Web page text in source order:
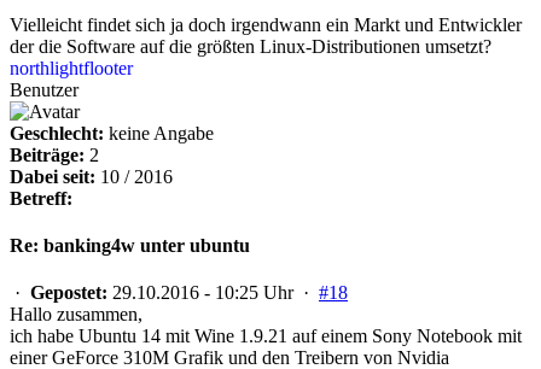
Vielleicht findet sich ja doch irgendwann ein Markt und Entwickler
der die Software auf die größten Linux-Distributionen umsetzt?
northlightflooter
Benutzer
Geschlecht: keine Angabe
Beiträge: 2
Dabei seit: 10 / 2016
Betreff:
Re: banking4w unter ubuntu
· Gepostet: 29.10.2016 - 10:25 Uhr · #18
Hallo zusammen,
ich habe Ubuntu 14 mit Wine 1.9.21 auf einem Sony Notebook mit
einer GeForce 310M Grafik und den Treibern von Nvidia